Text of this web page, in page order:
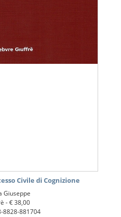
Civile di Cognizione
Giuseppe
-€ 38,00
8828-881704